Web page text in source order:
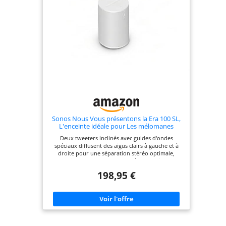
gamme, avec woofer 5,25″ et tweeter haute
définition. Convient aussi bien aux installations
Sonos Nous Vous présentons la Era 100 SL,
L'enceinte idéale pour Les mélomanes
(Blanc)
Deux tweeters inclinés avec guides d'ondes
spéciaux diffusent des aigus clairs à gauche et à
droite pour une séparation stéréo optimale,
tandis qu'un haut-parleur médium puissant
de Sonos à un prix plus abordable; que ce soit
100 SL vous offre une expérience d'écoute encore
meilleure Diffusez vos services préférés via Wi-Fi;
connectez un appareil Bluetooth en quelques
secondes; branchez une platine vinyle ou une
198,95 €